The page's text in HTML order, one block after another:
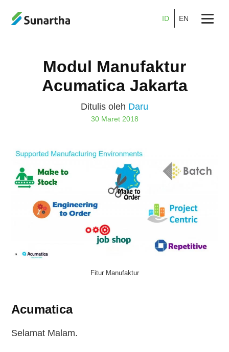
Karier
ID EN
Modul Manufaktur
Acumatica Jakarta
Ditulis oleh Daru
30 Maret 2018
Fitur Manufaktur
Acumatica
Selamat Malam.